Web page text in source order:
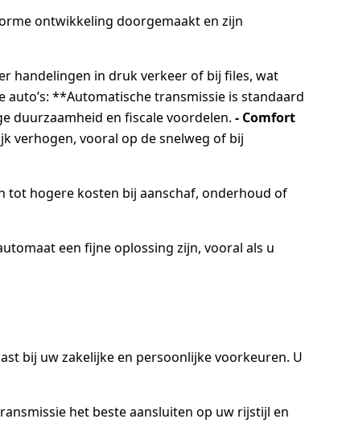
ontwikkeling doorgemaakt en zijn
handelingen in druk verkeer of bij files, wat
**Automatische transmissie is standaard
duurzaamheid en fiscale voordelen. - Comfort
verhogen, vooral op de snelweg of bij
tot hogere kosten bij aanschaf, onderhoud of
een fijne oplossing zijn, vooral als u
bij uw zakelijke en persoonlijke voorkeuren. U
het beste aansluiten op uw rijstijl en